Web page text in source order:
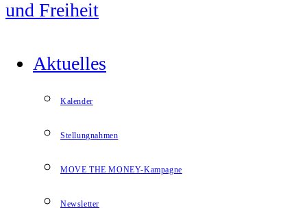
Aktuelles
Kalender
Stellungnahmen
MOVE THE MONEY-Kampagne
Newsletter